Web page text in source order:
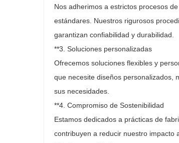
Nos adherimos a estrictos procesos
estándares. Nuestros rigurosos
garantizan confiabilidad y durabilidad.
**3. Soluciones personalizadas
Ofrecemos soluciones flexibles y
que necesite diseños personalizados,
sus necesidades.
**4. Compromiso de Sostenibilidad
Estamos dedicados a prácticas de
contribuyen a reducir nuestro impacto